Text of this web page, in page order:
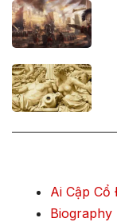
Ai Cập Cổ
Biography